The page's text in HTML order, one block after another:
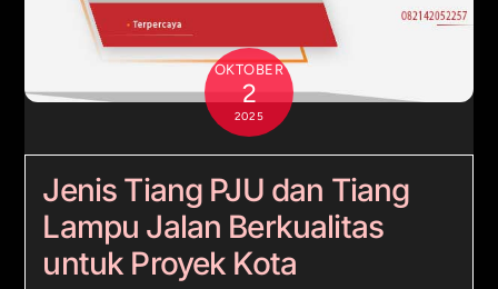
OKTOBER
2
2025
Jenis Tiang PJU dan Tiang
Lampu Jalan Berkualitas
untuk Proyek Kota